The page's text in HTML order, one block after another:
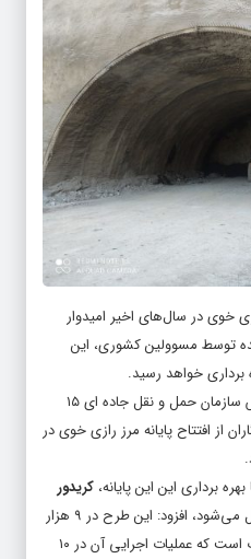
خوی در سال‌های اخیر امیدوار
توسط مسوولین کشوری، این
برداری خواهد رسید.
معاون وزیر راه و شهرسازی و رئیس سازمان حمل و نقل جاده ای ۱۵
خبرنگاران از افتتاح پایانه مرز رازی خوی در
برداری این این پایانه، کریدور
در این منطقه تکمیل می‌شود، افزود: این طرح در ۹ هزار
و ۵۰۰ مترمربع زیربنا در حال احداث است که عملیات اجرایی آن در ۱۰